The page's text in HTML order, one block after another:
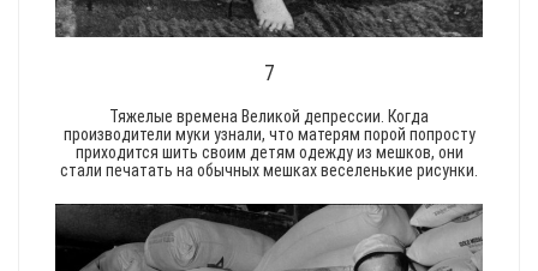
7
Тяжелые времена Великой депрессии. Когда
производители муки узнали, что матерям порой попросту
приходится шить своим детям одежду из мешков, они
стали печатать на обычных мешках веселенькие рисунки.